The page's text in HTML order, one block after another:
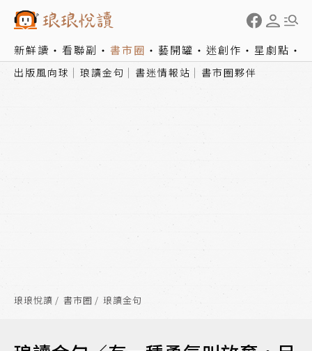
新鮮讀 看聯副 書市圈 藝開罐 迷創作 星劇點
出版風向球 琅讀金句 書迷情報站 書市圈夥伴
琅琅悅讀 書市圈 琅讀金句